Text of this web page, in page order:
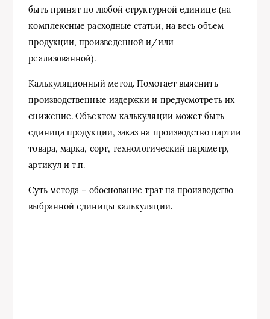
быть принят по любой структурной единице (на
комплексные расходные статьи, на весь объем
продукции, произведенной и/или
реализованной).
Калькуляционный метод. Помогает выяснить
производственные издержки и предусмотреть их
снижение. Объектом калькуляции может быть
единица продукции, заказ на производство партии
товара, марка, сорт, технологический параметр,
артикул и т.п.
Суть метода – обоснование трат на производство
выбранной единицы калькуляции.